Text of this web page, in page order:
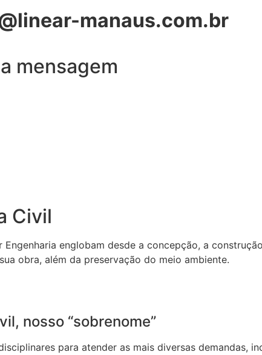
manaus.com.br
mensagem
Civil
Engenharia englobam desde a concepção, a
obra, além da preservação do meio ambiente.
nosso “sobrenome”
para atender as mais diversas demandas,